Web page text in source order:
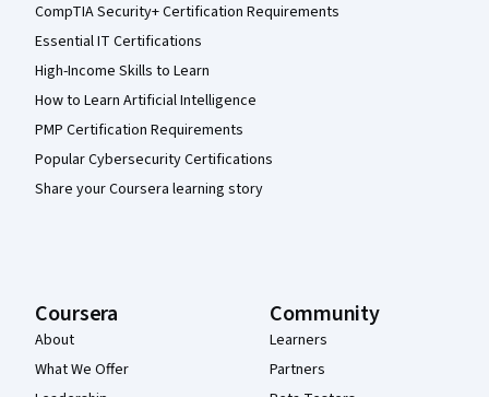
CompTIA Security+ Certification Requirements
Essential IT Certifications
High-Income Skills to Learn
How to Learn Artificial Intelligence
PMP Certification Requirements
Popular Cybersecurity Certifications
Share your Coursera learning story
Coursera
About
What We Offer
Community
Learners
Partners